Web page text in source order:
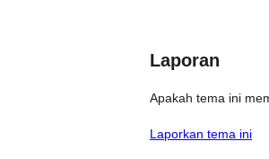
Laporan
Apakah tema ini
Laporkan tema ini